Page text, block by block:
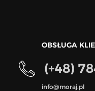
OBSŁUGA
(+48)
info@moraj.pl